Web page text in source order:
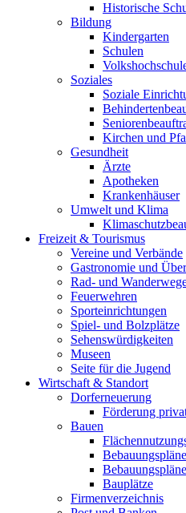
Historische
Bildung
Kindergarten
Schulen
Soziales
Soziale
Kirchen und
Gesundheit
Ärzte
Apotheken
Krankenhäuser
Umwelt und Klima
Freizeit & Tourismus
Vereine und Verbände
Gastronomie und
Rad- und
Feuerwehren
Sporteinrichtungen
Spiel- und Bolzplätze
Sehenswürdigkeiten
Museen
Seite für die Jugend
Wirtschaft & Standort
Dorferneuerung
Förderung
Bauen
Bauplätze
Firmenverzeichnis